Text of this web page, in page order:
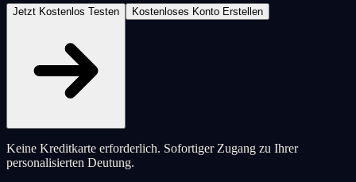
Jetzt Kostenlos Testen Kostenloses Konto Erstellen
Keine Kreditkarte erforderlich. Sofortiger Zugang zu Ihrer
personalisierten Deutung.